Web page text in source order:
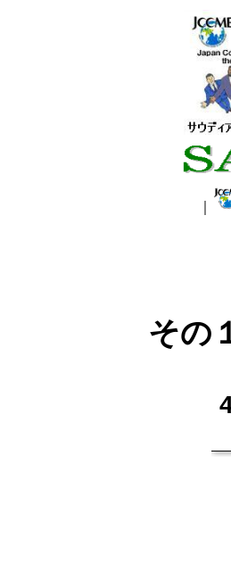
その